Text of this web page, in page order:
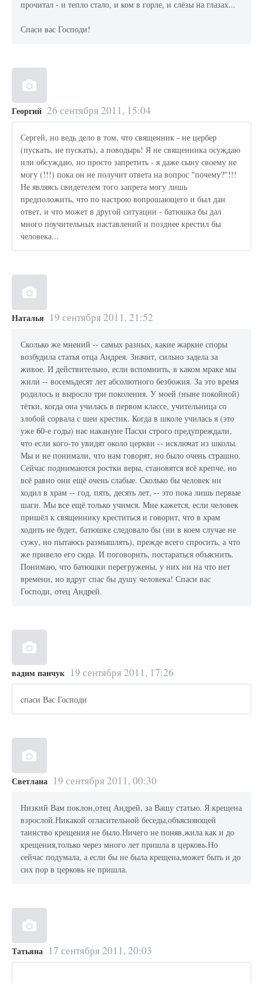
прочитал - и тепло стало, и ком в горле, и слёзы на глазах...
Спаси вас Господи!
Георгий 26 сентября 2011, 15:04
Сергей, но ведь дело в том, что священник - не цербер
(пускать, не пускать), а поводырь! Я не священника осуждаю
или обсуждаю, но просто запретить - я даже сыну своему не
могу (!!!) пока он не получит ответа на вопрос "почему?"!!!
Не являясь свидетелем того запрета могу лишь
предположить, что по настрою вопрошающего и был дан
ответ, и что может в другой ситуации - батюшка бы дал
много поучительных наставлений и позднее крестил бы
человека...
Наталья 19 сентября 2011, 21:52
Сколько же мнений -- самых разных, какие жаркие споры
возбудила статья отца Андрея. Значит, сильно задела за
живое. И действительно, если вспомнить, в каком мраке мы
жили -- восемьдесят лет абсолютного безбожия. За это время
родилось и выросло три поколения. У моей (ныне покойной)
тётки, когда она училась в первом классе, учительница со
злобой сорвала с шеи крестик. Когда в школе училась я (это
уже 60-е годы) нас накануне Пасхи строго предупреждали,
что если кого-то увидят около церкви -- исключат из школы.
Мы и не понимали, что нам говорят, но было очень страшно.
Сейчас поднимаются ростки веры, становятся всё крепче, но
всё равно они ещё очень слабые. Сколько бы человек ни
ходил в храм -- год, пять, десять лет, -- это пока лишь первые
шаги. Мы все ещё только учимся. Мне кажется, если человек
пришёл к священнику креститься и говорит, что в храм
ходить не будет, батюшке следовало бы (ни в коем случае не
сужу, но пытаюсь размышлять), прежде всего спросить, а что
же привело его сюда. И поговорить, постараться объяснить.
Понимаю, что батюшки перегружены, у них ни на что нет
времени, но вдруг спас бы душу человека! Спаси вас
Господи, отец Андрей.
вадим панчук 19 сентября 2011, 17:26
cпаси Вас Господи
Светлана 19 сентября 2011, 00:30
Низкий Вам поклон,отец Андрей, за Вашу статью. Я крещена
взрослой.Никакой огласительной беседы,объясняющей
таинство крещения не было.Ничего не поняв,жила как и до
крещения,только через много лет пришла в церковь.Но
сейчас подумала, а если бы не была крещена,может быть и до
сих пор в церковь не пришла.
Татьяна 17 сентября 2011, 20:03